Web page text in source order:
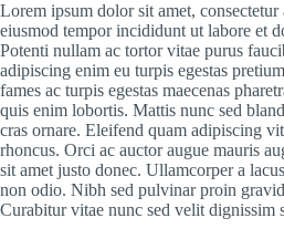
Lorem ipsum dolor sit amet,
eiusmod tempor incididunt ut labore et
Potenti nullam ac tortor vitae purus
adipiscing enim eu turpis egestas
fames ac turpis egestas maecenas
quis enim lobortis. Mattis nunc sed
cras ornare. Eleifend quam adipiscing
rhoncus. Orci ac auctor augue mauris
sit amet justo donec. Ullamcorper a
non odio. Nibh sed pulvinar proin
Curabitur vitae nunc sed velit dignissim